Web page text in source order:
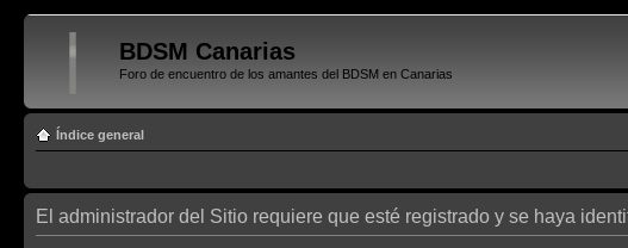
BDSM Canarias
Foro de encuentro de los amantes del BDSM en Canarias
Índice general
El administrador del Sitio requiere que esté registrado y se haya